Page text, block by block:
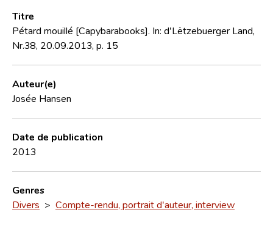
Équipe scientifique
Titre
Pétard mouillé [Capybarabooks]. In: d'Lëtzebuerger Land,
Nr.38, 20.09.2013, p. 15
Auteur(e)
Josée Hansen
Date de publication
2013
Genres
Divers > Compte-rendu, portrait d'auteur, interview